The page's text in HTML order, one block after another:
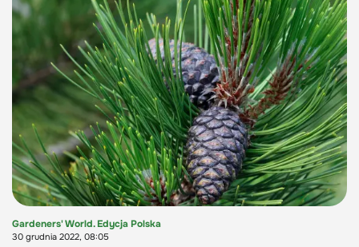
Gardeners' World. Edycja Polska
30 grudnia 2022, 08:05